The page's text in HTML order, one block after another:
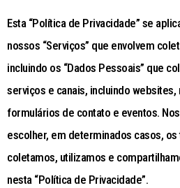
Esta “Política de Privacidade” se
nossos “Serviços” que envolvem
incluindo os “Dados Pessoais” que
serviços e canais, incluindo
formulários de contato e eventos.
escolher, em determinados casos,
coletamos, utilizamos e
nesta “Política de Privacidade”.